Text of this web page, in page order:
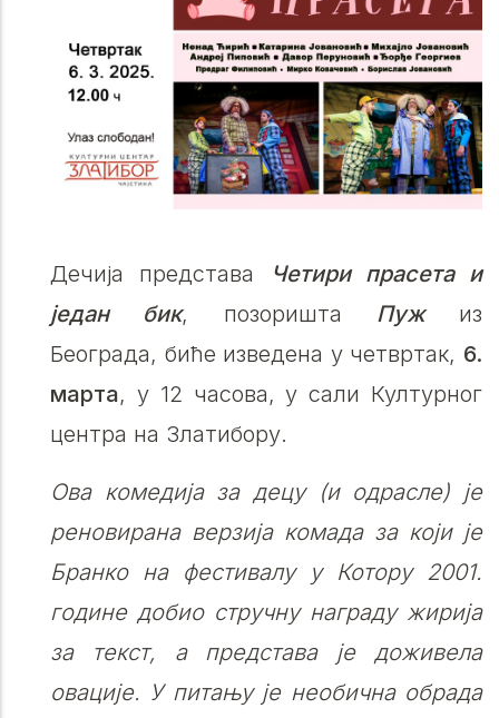
Дечија представа
Четири прасета и
један бик, позоришта Пуж из
Београда, биће изведена у четвртак, 6.
марта, у 12 часова, у сали Културног
центра на Златибору.
Ова комедија за децу (и одрасле) је
реновирана верзија комада за који је
Бранко на фестивалу у Котору 2001.
године добио стручну награду жирија
за текст, а представа је доживела
овације. У питању је необична обрада